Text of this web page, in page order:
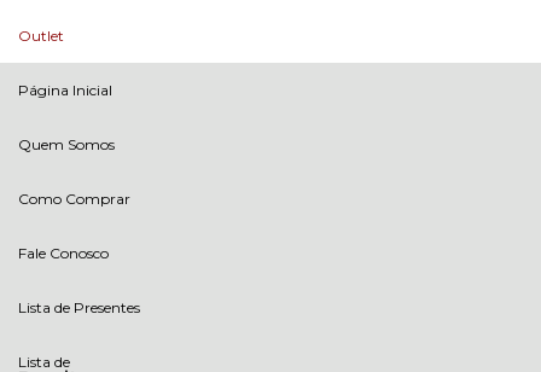
Outlet
Página Inicial
Quem Somos
Como Comprar
Fale Conosco
Lista de Presentes
Lista de